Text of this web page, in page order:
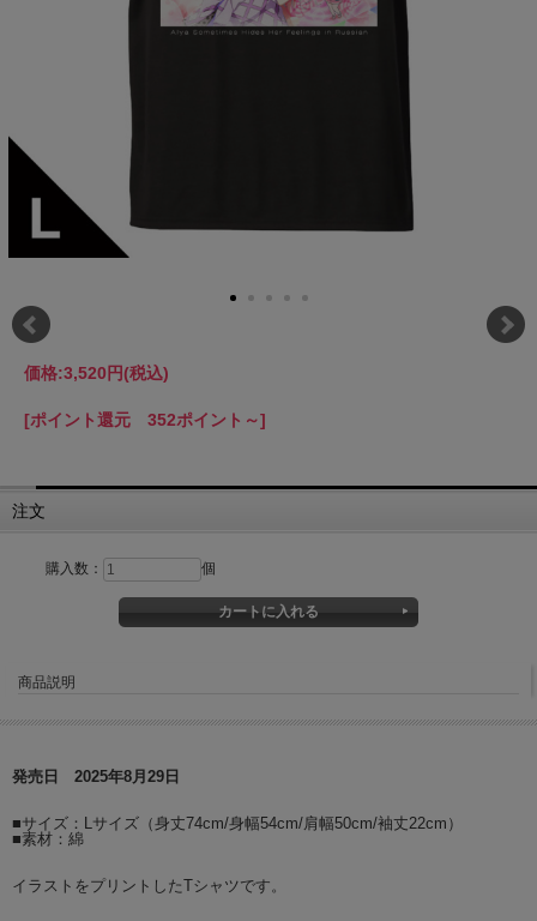
価格:3,520円(税込)
[ポイント還元 352ポイント～]
注文
購入数： 個
商品説明
発売日 2025年8月29日
■サイズ：Lサイズ（身丈74cm/身幅54cm/肩幅50cm/袖丈22cm）
■素材：綿
イラストをプリントしたTシャツです。